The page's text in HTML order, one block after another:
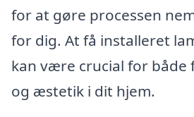
for at gøre processen
for dig. At få installeret
kan være crucial for
og æstetik i dit hjem.